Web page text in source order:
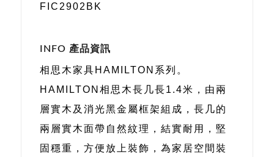
FIC2902BK
INFO 產品資訊
相思木家具HAMILTON系列。
HAMILTON相思木長几長1.4米，由兩
層實木及消光黑金屬框架組成，長几的
兩層實木面帶自然紋理，結實耐用，堅
固穩重，方便放上裝飾，為家居空間裝